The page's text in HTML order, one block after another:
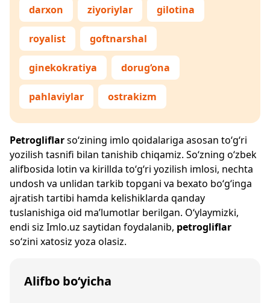
darxon ziyoriylar gilotina
royalist goftnarshal
ginekokratiya dorug‘ona
pahlaviylar ostrakizm
Petrogliflarso‘zining imlo qoidalariga asosan to‘g‘ri
yozilish tasnifi bilan tanishib chiqamiz. So‘zning o‘zbek
alifbosida lotin va kirillda to‘g‘ri yozilish imlosi, nechta
undosh va unlidan tarkib topgani va bexato bo‘g‘inga
ajratish tartibi hamda kelishiklarda qanday
tuslanishiga oid ma’lumotlar berilgan. O‘ylaymizki,
endi siz Imlo.uz saytidan foydalanib, petrogliflar
so‘zini xatosiz yoza olasiz.
Alifbo bo‘yicha